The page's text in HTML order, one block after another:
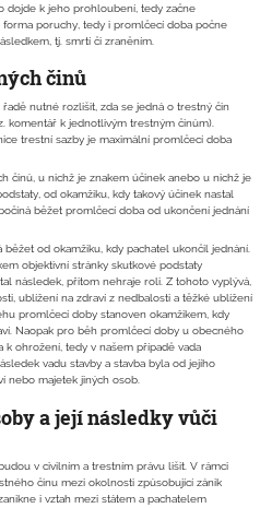
dojde k jeho prohloubení, tedy začne
poruchy, tedy i promlčecí doba počne
tj. smrtí či zraněním.
činů
nutné rozlišit, zda se jedná o trestný čin
komentář k jednotlivým trestným činům).
trestní sazby je maximální promlčecí doba
činů, u nichž je znakem účinek anebo u nichž je
od okamžiku, kdy takový účinek nastal
běžet promlčecí doba od ukončení jednání
od okamžiku, kdy pachatel ukončil jednání.
objektivní stránky skutkové podstaty
následek, přitom nehraje roli. Z tohoto vyplývá,
ublížení na zdraví z nedbalosti a těžké ublížení
promlčecí doby stanoven okamžikem, kdy
Naopak pro běh promlčecí doby u obecného
ohrožení, tedy v našem případě vada
vadu stavby a stavba byla od jejího
nebo majetek jiných osob.
a její následky vůči
v civilním a trestním právu lišit. V rámci
činu mezi okolnosti způsobující zánik
i vztah mezi státem a pachatelem